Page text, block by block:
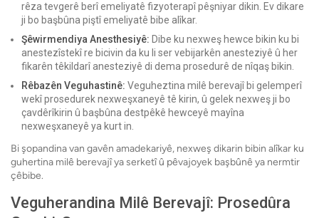
rêza tevgerê berî emeliyatê fizyoterapî pêşniyar dikin. Ev dikare
ji bo başbûna piştî emeliyatê bibe alîkar.
Şêwirmendiya Anesthesiyê: Dibe ku nexweş hewce bikin ku bi
anestezîstekî re bicivin da ku li ser vebijarkên anesteziyê û her
fikarên têkildarî anesteziyê di dema prosedurê de nîqaş bikin.
Rêbazên Veguhastinê: Veguheztina milê berevajî bi gelemperî
wekî prosedurek nexweşxaneyê tê kirin, û gelek nexweş ji bo
çavdêrîkirin û başbûna destpêkê hewceyê mayîna
nexweşxaneyê ya kurt in.
Bi şopandina van gavên amadekariyê, nexweş dikarin bibin alîkar ku
guhertina milê berevajî ya serketî û pêvajoyek başbûnê ya nermtir
çêbibe.
Veguherandina Milê Berevajî: Prosedûra